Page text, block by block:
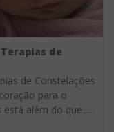
de
de Constelações
para o
além do que......